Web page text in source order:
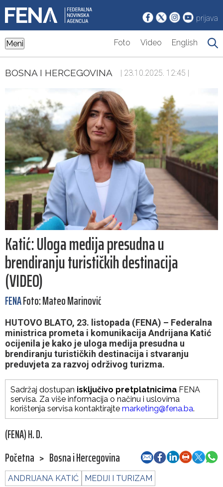
prijava
Meni Foto Video English
BOSNA I HERCEGOVINA | 23.10.2025. 12:45 |
Katić: Uloga medija presudna u
brendiranju turističkih destinacija
(VIDEO)
FENAFoto: Mateo Marinović
HUTOVO BLATO, 23. listopada (FENA) – Federalna
ministrica prometa i komunikacija Andrijana Katić
ocijenila je kako je uloga medija presudna u
brendiranju turističkih destinacija i stvaranju
preduvjeta za razvoj održivog turizma.
Sadržaj dostupan isključivo pretplatnicima FENA
servisa. Za više informacija o načinu i uslovima
korištenja servisa kontaktirajte marketing@fena.ba.
(FENA) H. D.
Početna > Bosna i Hercegovina
ANDRIJANA KATIĆ MEDIJI I TURIZAM